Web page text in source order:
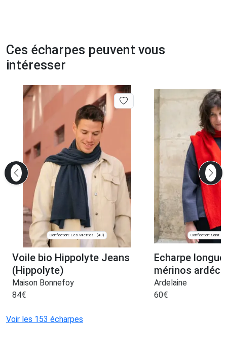
Ces écharpes peuvent vous
intéresser
Confection: Les Villettes (43)
Voile bio Hippolyte Jeans
(Hippolyte)
Maison Bonnefoy
84€
Confection: Saint-
Echarpe
mérinos
Ardelaine
60€
Voir les 153 écharpes